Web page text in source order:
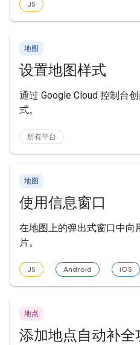
JS
地图
设置地图样式
通过 Google Cloud 控制台
式。
所有平台
地图
使用信息窗口
在地图上的弹出式窗口中向
片。
JS Android iOS
地点
添加地点自动补全